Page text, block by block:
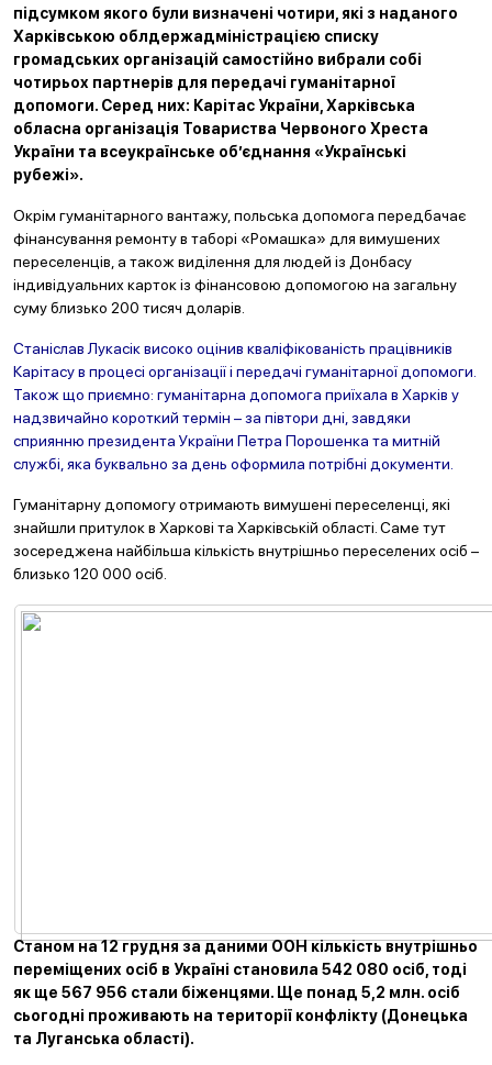
підсумком якого були визначені чотири, які з наданого
Харківською облдержадміністрацією списку
громадських організацій самостійно вибрали собі
чотирьох партнерів для передачі гуманітарної
допомоги. Серед них: Карітас України, Харківська
обласна організація Товариства Червоного Хреста
України та всеукраїнське об’єднання «Українські
рубежі».
Окрім гуманітарного вантажу, польська допомога передбачає
фінансування ремонту в таборі «Ромашка» для вимушених
переселенців, а також виділення для людей із Донбасу
індивідуальних карток із фінансовою допомогою на загальну
суму близько 200 тисяч доларів.
Станіслав Лукасік високо оцінив кваліфікованість працівників
Карітасу в процесі організації і передачі гуманітарної допомоги.
Також що приємно: гуманітарна допомога приїхала в Харків у
надзвичайно короткий термін – за півтори дні, завдяки
сприянню президента України Петра Порошенка та митній
службі, яка буквально за день оформила потрібні документи.
Гуманітарну допомогу отримають вимушені переселенці, які
знайшли притулок в Харкові та Харківській області. Саме тут
зосереджена найбільша кількість внутрішньо переселених осіб –
близько 120 000 осіб.
Станом на 12 грудня за даними ООН кількість внутрішньо
переміщених осіб в Україні становила 542 080 осіб, тоді
як ще 567 956 стали біженцями. Ще понад 5,2 млн. осіб
сьогодні проживають на території конфлікту (Донецька
та Луганська області).